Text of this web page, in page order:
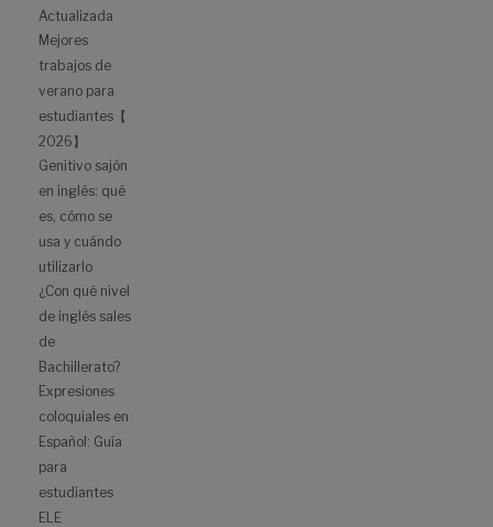
Actualizada
Mejores
trabajos de
verano para
estudiantes【
2026】
Genitivo sajón
en inglés: qué
es, cómo se
usa y cuándo
utilizarlo
¿Con qué nivel
de inglés sales
de
Bachillerato?
Expresiones
coloquiales en
Español: Guía
para
estudiantes
ELE